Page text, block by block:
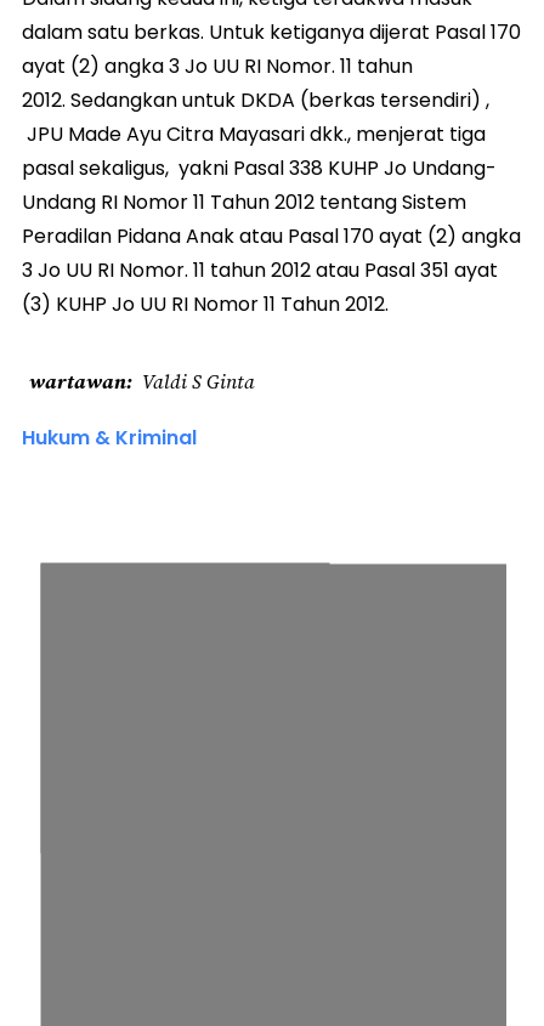
dalam satu berkas. Untuk ketiganya dijerat Pasal 170
ayat (2) angka 3 Jo UU RI Nomor. 11 tahun
2012. Sedangkan untuk DKDA (berkas tersendiri) ,
JPU Made Ayu Citra Mayasari dkk., menjerat tiga
pasal sekaligus, yakni Pasal 338 KUHP Jo Undang-
Undang RI Nomor 11 Tahun 2012 tentang Sistem
Peradilan Pidana Anak atau Pasal 170 ayat (2) angka
3 Jo UU RI Nomor. 11 tahun 2012 atau Pasal 351 ayat
(3) KUHP Jo UU RI Nomor 11 Tahun 2012.
wartawan Valdi S Ginta
Hukum & Kriminal